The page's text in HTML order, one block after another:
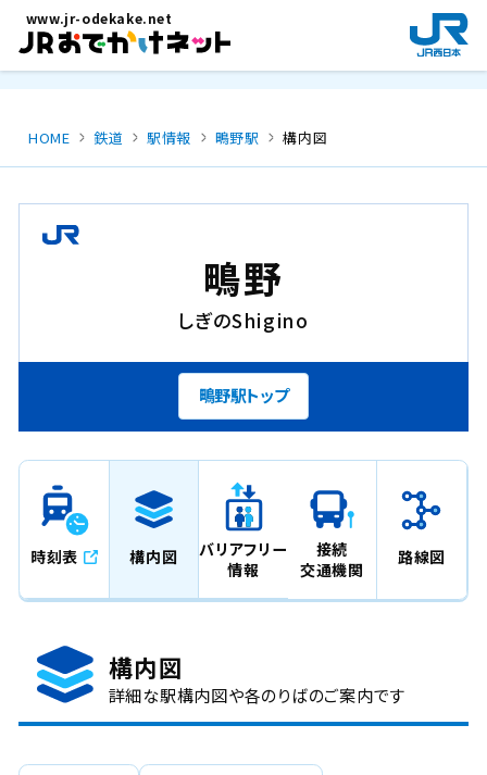
メインコンテンツにスキップ
www.jr-odekake.net
新
規
ウ
で
HOME 鉄道 駅情報 鴫野駅 構内図
鴫野
しぎのShigino
鴫野駅トップ
時刻表 構内図
バリアフリー
情報
接続
交通機関
路線図
構内図
詳細な駅構内図や各のりばのご案内です